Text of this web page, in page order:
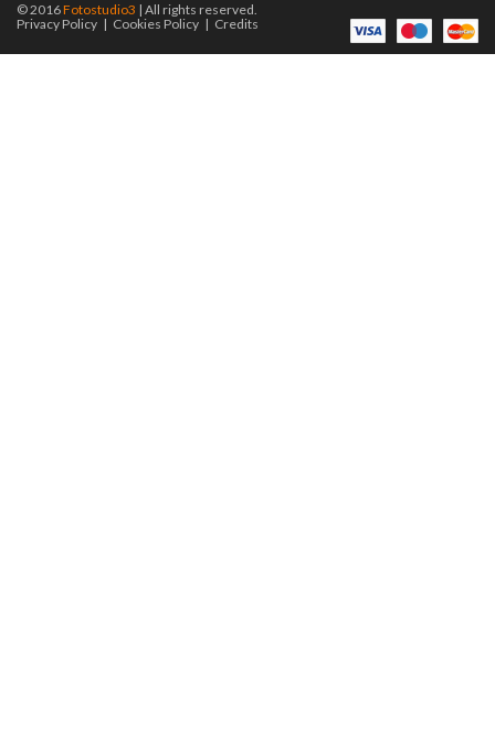
© 2016Fotostudio3 | All rights reserved.
Privacy Policy | Cookies Policy | Credits